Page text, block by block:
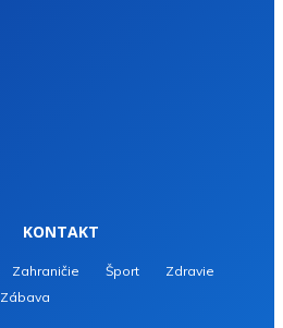
KONTAKT
Zahraničie Šport
Zdravie
Zábava